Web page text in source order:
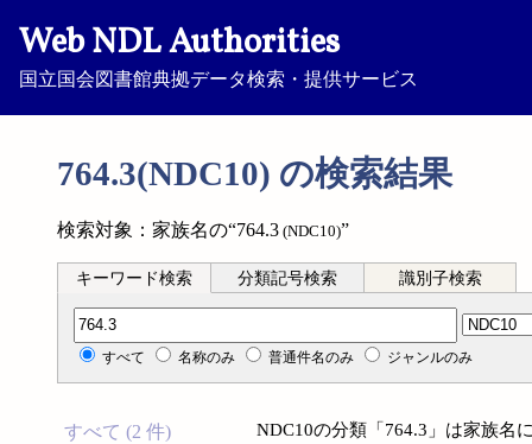
Web NDL Authorities
国立国会図書館典拠データ検索・提供サービス
764.3(NDC10) の検索結果
検索対象：家族名の“764.3 (NDC10)”
キーワード検索 分類記号検索 識別子検索
分類記号検索
すべて 名称のみ 普通件名のみ ジャンルのみ
すべて (2 件)
NDC10の分類「764.3」は家族名